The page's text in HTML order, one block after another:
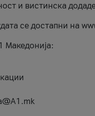
и вистинска
се достапни на
Македонија: